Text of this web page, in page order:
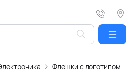
Флешки с логотипом